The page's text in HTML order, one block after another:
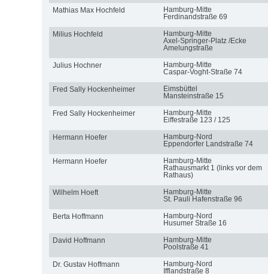
Mathias Max Hochfeld
Hamburg-Mitte
Ferdinandstraße 69
Milius Hochfeld
Hamburg-Mitte
Axel-Springer-Platz /Ecke
Amelungstraße
Julius Hochner
Hamburg-Mitte
Caspar-Voght-Straße 74
Fred Sally Hockenheimer
Eimsbüttel
Mansteinstraße 15
Fred Sally Hockenheimer
Hamburg-Mitte
Eiffestraße 123 / 125
Hermann Hoefer
Hamburg-Nord
Eppendorfer Landstraße 74
Hermann Hoefer
Hamburg-Mitte
Rathausmarkt 1 (links vor dem
Rathaus)
Wilhelm Hoeft
Hamburg-Mitte
St. Pauli Hafenstraße 96
Berta Hoffmann
Hamburg-Nord
Husumer Straße 16
David Hoffmann
Hamburg-Mitte
Poolstraße 41
Dr. Gustav Hoffmann
Hamburg-Nord
Ifflandstraße 8